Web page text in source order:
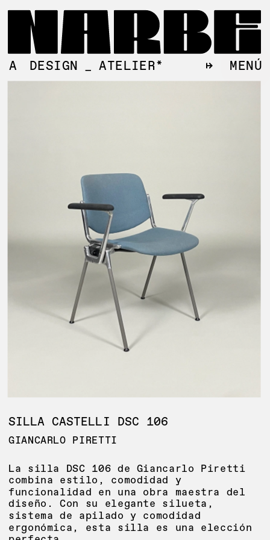
SILLA CASTELLI DSC 106
GIANCARLO PIRETTI
La silla DSC 106 de Giancarlo Piretti
combina estilo, comodidad y
funcionalidad en una obra maestra del
diseño. Con su elegante silueta,
sistema de apilado y comodidad
ergonómica, esta silla es una elección
↦
A DESIGN ATELIER* MENÚ